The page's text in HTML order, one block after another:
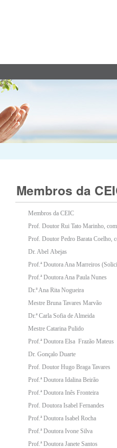
Membros da
Membros da CEIC
Prof. Doutor Rui Tato Marinho,
Prof. Doutor Pedro Barata Coelho,
Dr. Abel Abejas
Prof.ª Doutora Ana Marreiros
Prof.ª Doutora Ana Paula Nunes
Dr.ª Ana Rita Nogueira
Mestre Bruna Tavares Marvão
Dr.ª Carla Sofia de Almeida
Mestre Catarina Pulido
Prof.ª Doutora Elsa Frazão Mateus
Dr. Gonçalo Duarte
Prof. Doutor Hugo Braga Tavares
Prof.ª Doutora Idalina Beirão
Prof.ª Doutora Inês Fronteira
Prof. Doutora Isabel Fernandes
Prof.ª Doutora Isabel Rocha
Prof.ª Doutora Ivone Silva
Prof.ª Doutora Janete Santos